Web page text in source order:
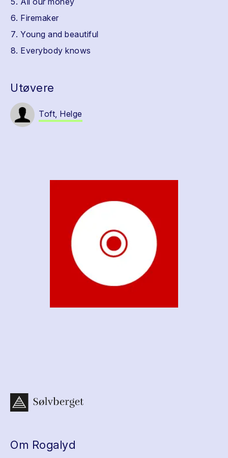
Firemaker
Young and beautiful
Everybody knows
Utøvere
Toft, Helge
Om Rogalyd